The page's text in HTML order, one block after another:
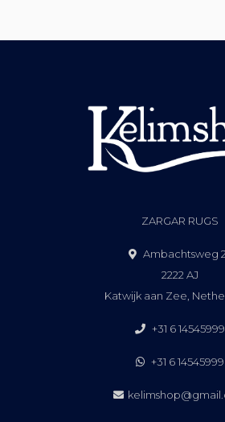
ZARGAR RUGS
Ambachtsweg
2222 AJ
Katwijk aan Zee,
+31 6 14545999
+31 6 14545999